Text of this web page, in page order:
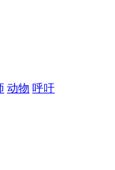
动物 呼吁